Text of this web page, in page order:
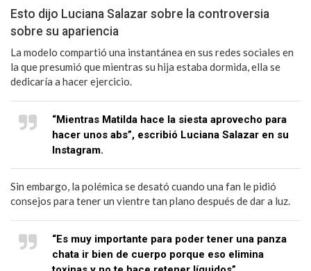
Esto dijo Luciana Salazar sobre la controversia
sobre su apariencia
La modelo compartió una instantánea en sus redes sociales en
la que presumió que mientras su hija estaba dormida, ella se
dedicaría a hacer ejercicio.
“Mientras Matilda hace la siesta aprovecho para
hacer unos abs”, escribió Luciana Salazar en su
Instagram.
Sin embargo, la polémica se desató cuando una fan le pidió
consejos para tener un vientre tan plano después de dar a luz.
“Es muy importante para poder tener una panza
chata ir bien de cuerpo porque eso elimina